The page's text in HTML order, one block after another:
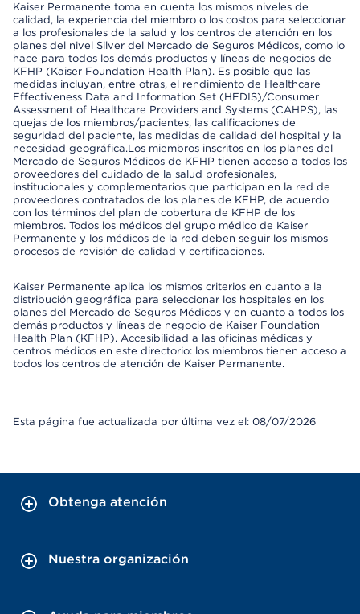
Kaiser Permanente toma en cuenta los mismos niveles de
calidad, la experiencia del miembro o los costos para seleccionar
a los profesionales de la salud y los centros de atención en los
planes del nivel Silver del Mercado de Seguros Médicos, como lo
hace para todos los demás productos y líneas de negocios de
KFHP (Kaiser Foundation Health Plan). Es posible que las
medidas incluyan, entre otras, el rendimiento de Healthcare
Effectiveness Data and Information Set (HEDIS)/Consumer
Assessment of Healthcare Providers and Systems (CAHPS), las
quejas de los miembros/pacientes, las calificaciones de
seguridad del paciente, las medidas de calidad del hospital y la
necesidad geográfica.Los miembros inscritos en los planes del
Mercado de Seguros Médicos de KFHP tienen acceso a todos los
proveedores del cuidado de la salud profesionales,
institucionales y complementarios que participan en la red de
proveedores contratados de los planes de KFHP, de acuerdo
con los términos del plan de cobertura de KFHP de los
miembros. Todos los médicos del grupo médico de Kaiser
Permanente y los médicos de la red deben seguir los mismos
procesos de revisión de calidad y certificaciones.
Kaiser Permanente aplica los mismos criterios en cuanto a la
distribución geográfica para seleccionar los hospitales en los
planes del Mercado de Seguros Médicos y en cuanto a todos los
demás productos y líneas de negocio de Kaiser Foundation
Health Plan (KFHP). Accesibilidad a las oficinas médicas y
centros médicos en este directorio: los miembros tienen acceso a
todos los centros de atención de Kaiser Permanente.
Esta página fue actualizada por última vez el: 08/07/2026
Obtenga atención
Nuestra organización